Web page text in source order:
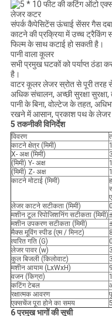
संपर्क कैपेसिटेंस ऊंचाई सेंसर गैस
काटने की प्रक्रिया में उच्च ट्रैकिंग
फिल्म के साथ कटाई हो सकती है।
पानी वाला कूलर
सभी प्रमुख घटकों को पर्याप्त ठंडा
है।
वाटर कूलर लेजर स्रोत से पूरी तरह
अधिक संचालन, अच्छी सुरक्षा
पानी के बिना, वोल्टेज के तहत,
रखने में आसान, प्रकाश पथ के
5 तकनीकी विनिर्देश
विवरण
काटने क्षेत्र (मिमी)
X- अक्ष (मिमी)
(मिमी) Y- अक्ष
(मिमी) Z- अक्ष
काटने मोटाई (मिमी)
लेजर काटने सटीकता (मिमी)
मशीन टूल रिपोजिशनिंग सटीकता (मिमी)
मशीन उपकरण सटीकता (मिमी)
मैक्स मूविंग स्पीड (एम / मिनट)
त्वरित गति (G)
लेजर पावर (w)
कुल बिजली (किलोवाट)
मशीन आयाम (LxWxH)
वजन (किग्रा)
कटिंग टेबल
रक्षात्मक आवरण
एक्सचेंज पूरा होने का समय
6 प्रमुख भागों की सूची